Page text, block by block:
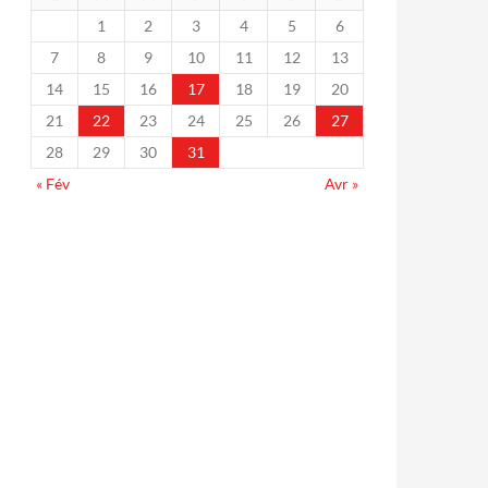
1
2 3 4 5
6
7
8 9 10 11 12
13
14
15 16 17 18 19
20
21
22 23 24 25 26
27
28
29 30
31
« Fév
Avr »